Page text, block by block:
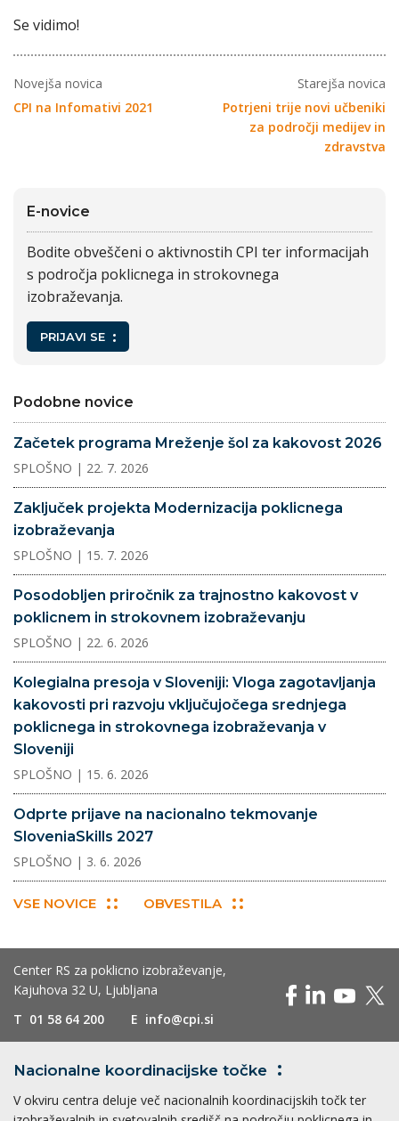
Se vidimo!
Novejša novica
CPI na Infomativi 2021
Starejša novica
Potrjeni trije novi učbeniki
za področji medijev in
zdravstva
E-novice
Bodite obveščeni o aktivnostih CPI ter informacijah
s področja poklicnega in strokovnega
izobraževanja.
PRIJAVI SE
Podobne novice
Začetek programa Mreženje šol za kakovost 2026
SPLOŠNO | 22. 7. 2026
Zaključek projekta Modernizacija poklicnega
izobraževanja
SPLOŠNO | 15. 7. 2026
Posodobljen priročnik za trajnostno kakovost v
poklicnem in strokovnem izobraževanju
SPLOŠNO | 22. 6. 2026
Kolegialna presoja v Sloveniji: Vloga zagotavljanja
kakovosti pri razvoju vključujočega srednjega
poklicnega in strokovnega izobraževanja v
Sloveniji
SPLOŠNO | 15. 6. 2026
Odprte prijave na nacionalno tekmovanje
SloveniaSkills 2027
SPLOŠNO | 3. 6. 2026
VSE NOVICE OBVESTILA
Center RS za poklicno izobraževanje,
Kajuhova 32 U, Ljubljana
T 01 58 64 200 E info@cpi.si
Nacionalne koordinacijske točke
V okviru centra deluje več nacionalnih koordinacijskih točk ter